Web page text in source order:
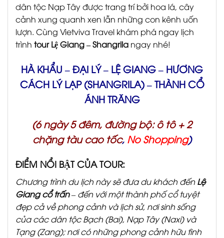
dân tộc Nạp Tây được trang trí bởi hoa lá, cây
cảnh xung quanh xen lẫn những con kênh uốn
lượn. Cùng Vietviva Travel khám phá ngay lịch
trình tour Lệ Giang – Shangrila ngay nhé!
HÀ KHẨU– ĐẠI LÝ – LỆ GIANG – HƯƠNG
CÁCH LÝ LẠP(SHANGRILA) – THÀNH CỔ
ÁNH TRĂNG
(6 ngày 5 đêm, đường bộ: ô tô + 2
chặng tàu cao tốc, No Shopping)
ĐIỂM NỔI BẬT CỦA TOUR:
Chương trình du lịch này sẽ đưa du khách đến Lệ
Giang cổ trấn– đến với một thành phố cổ tuyệt
đẹp cả về phong cảnh và lịch sử, nơi sinh sống
của các dân tộc Bạch (Bai), Nạp Tây (Naxi) và
Tạng (Zang); nơi có những phong cảnh hữu tình